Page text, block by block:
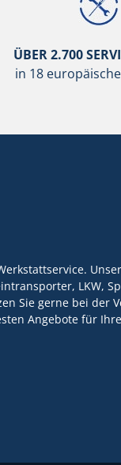
ÜBER 2.700
in 18
LKW,
Sie gerne bei der
Angebote für